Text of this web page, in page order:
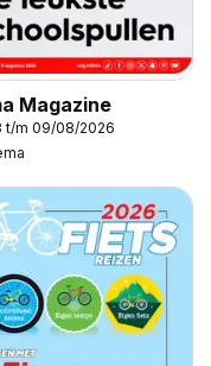
Magazine
t/m 09/08/2026